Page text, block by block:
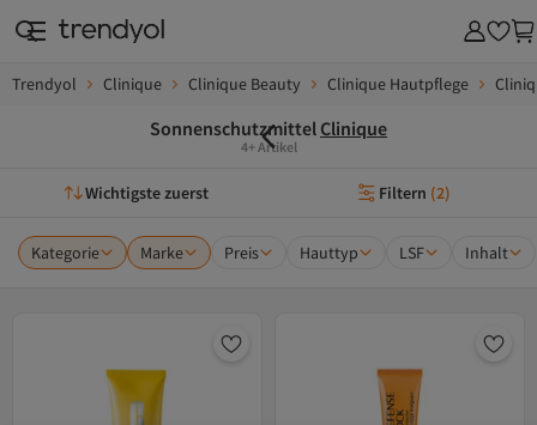
Trendyol Clinique Clinique Beauty Clinique Hautpflege
Sonnenschutzmittel Clinique
4+ Artikel
Wichtigste zuerst Filtern (2)
Kategorie Marke Preis Hauttyp LSF Inhalt